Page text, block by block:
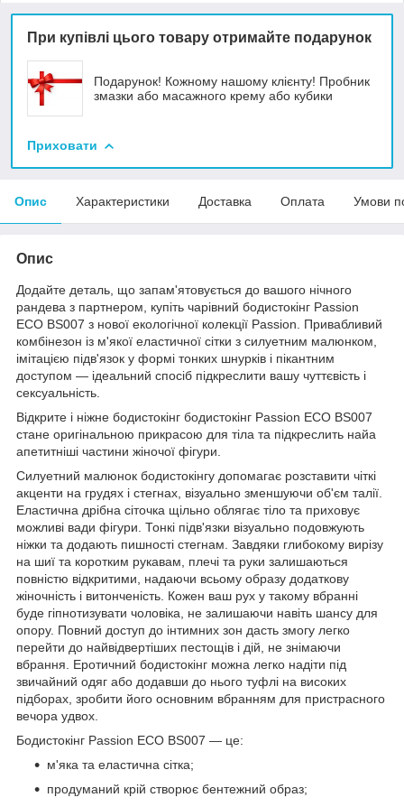
При купівлі цього товару отримайте подарунок
Подарунок! Кожному нашому клієнту! Пробник
змазки або масажного крему або кубики
Приховати
Опис Характеристики Доставка Оплата Умови
Опис
Додайте деталь, що запам'ятовується до вашого нічного
рандева з партнером, купіть чарівний бодистокінг Passion
ECO BS007 з нової екологічної колекції Passion. Привабливий
комбінезон із м'якої еластичної сітки з силуетним малюнком,
імітацією підв'язок у формі тонких шнурків і пікантним
доступом — ідеальний спосіб підкреслити вашу чуттєвість і
сексуальність.
Відкрите і ніжне бодистокінг бодистокінг Passion ECO BS007
стане оригінальною прикрасою для тіла та підкреслить найа
апетитніші частини жіночої фігури.
Силуетний малюнок бодистокінгу допомагає розставити чіткі
акценти на грудях і стегнах, візуально зменшуючи об'єм талії.
Еластична дрібна сіточка щільно облягає тіло та приховує
можливі вади фігури. Тонкі підв'язки візуально подовжують
ніжки та додають пишності стегнам. Завдяки глибокому вирізу
на шиї та коротким рукавам, плечі та руки залишаються
повністю відкритими, надаючи всьому образу додаткову
жіночність і витонченість. Кожен ваш рух у такому вбранні
буде гіпнотизувати чоловіка, не залишаючи навіть шансу для
опору. Повний доступ до інтимних зон дасть змогу легко
перейти до найвідвертіших пестощів і дій, не знімаючи
вбрання. Еротичний бодистокінг можна легко надіти під
звичайний одяг або додавши до нього туфлі на високих
підборах, зробити його основним вбранням для пристрасного
вечора удвох.
Бодистокінг Passion ECO BS007 — це:
м'яка та еластична сітка;
продуманий крій створює бентежний образ;